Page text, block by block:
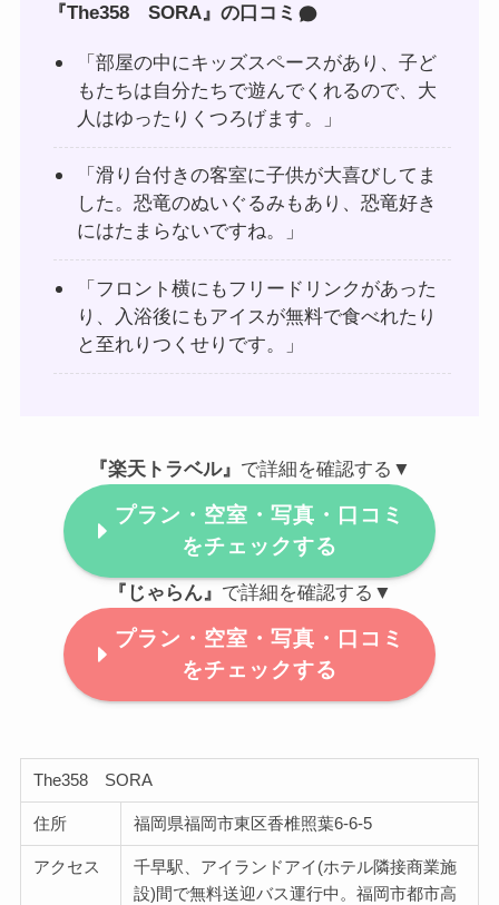
『The358 SORA』の口コミ
「部屋の中にキッズスペースがあり、子ど
もたちは自分たちで遊んでくれるので、大
人はゆったりくつろげます。」
「滑り台付きの客室に子供が大喜びしてま
した。恐竜のぬいぐるみもあり、恐竜好き
にはたまらないですね。」
「フロント横にもフリードリンクがあった
り、入浴後にもアイスが無料で食べれたり
と至れりつくせりです。」
『楽天トラベル』 で詳細を確認する▼
プラン・空室・写真・口コミ
をチェックする
『じゃらん』 で詳細を確認する▼
プラン・空室・写真・口コミ
をチェックする
The358 SORA
住所 福岡県福岡市東区香椎照葉6-6-5
アクセス
千早駅、アイランドアイ(ホテル隣接商業施
設)間で無料送迎バス運行中。福岡市都市高